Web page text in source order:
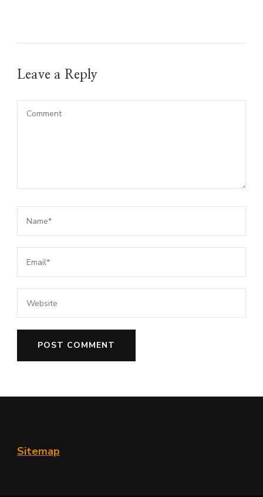
Leave a Reply
Sitemap